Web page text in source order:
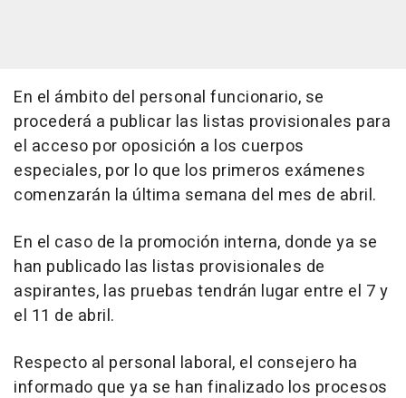
En el ámbito del personal funcionario, se
procederá a publicar las listas provisionales para
el acceso por oposición a los cuerpos
especiales, por lo que los primeros exámenes
comenzarán la última semana del mes de abril.
En el caso de la promoción interna, donde ya se
han publicado las listas provisionales de
aspirantes, las pruebas tendrán lugar entre el 7 y
el 11 de abril.
Respecto al personal laboral, el consejero ha
informado que ya se han finalizado los procesos